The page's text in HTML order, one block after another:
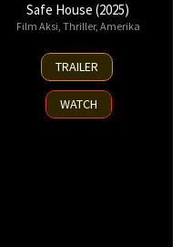
Safe House (2025)
Film Aksi, Thriller, Amerika
30
Oct
2025
TRAILER
WATCH